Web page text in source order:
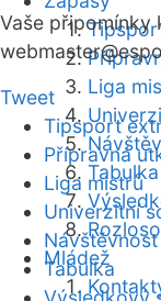
Liga
Tabulka
Mládež
Vaše připomínky
webmaster
Tweet
Tipsport
Přípravná
Liga mistrů
Univerzitní
Návštěvnost
Tabulka